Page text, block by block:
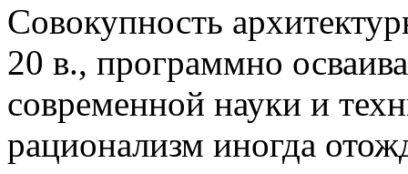
Совокупность
20 в., программно
современной науки и
рационализм иногда